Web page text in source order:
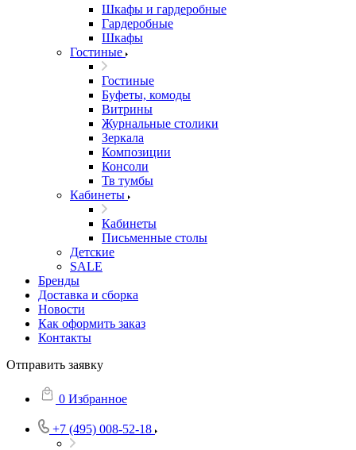
Шкафы и гардеробные
Гардеробные
Шкафы
Гостиные
Гостиные
Буфеты, комоды
Витрины
Журнальные столики
Зеркала
Композиции
Консоли
Тв тумбы
Кабинеты
Кабинеты
Письменные столы
Детские
SALE
Бренды
Доставка и сборка
Новости
Как оформить заказ
Контакты
Отправить заявку
0 Избранное
+7 (495) 008-52-18